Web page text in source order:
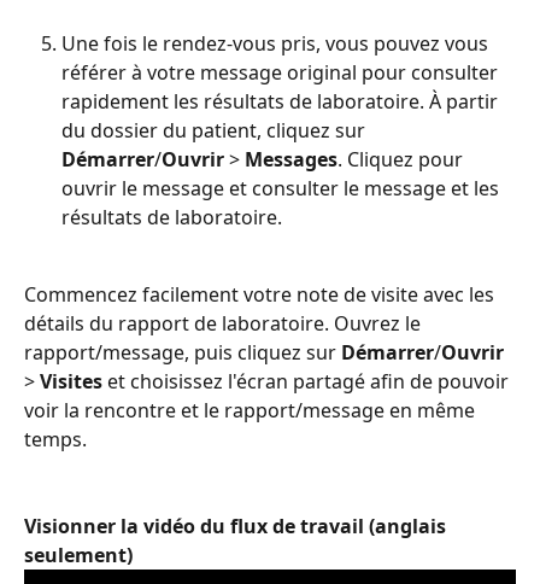
Une fois le rendez-vous pris, vous pouvez vous
référer à votre message original pour consulter
rapidement les résultats de laboratoire. À partir
du dossier du patient, cliquez sur
Démarrer/Ouvrir > Messages. Cliquez pour
ouvrir le message et consulter le message et les
résultats de laboratoire.
Commencez facilement votre note de visite avec les
détails du rapport de laboratoire. Ouvrez le
rapport/message, puis cliquez sur Démarrer/Ouvrir
> Visites et choisissez l'écran partagé afin de pouvoir
voir la rencontre et le rapport/message en même
temps.
Visionner la vidéo du flux de travail (anglais
seulement)